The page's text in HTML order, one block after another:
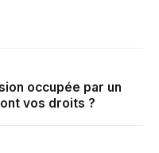
occupée par un
vos droits ?